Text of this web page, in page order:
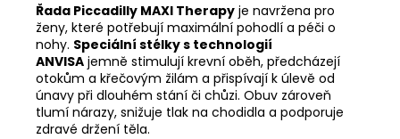
Řada Piccadilly MAXI Therapy je navržena pro
ženy, které potřebují maximální pohodlí a péči o
nohy. Speciální stélky s technologií
ANVISA jemně stimulují krevní oběh, předcházejí
otokům a křečovým žilám a přispívají k úlevě od
únavy při dlouhém stání či chůzi. Obuv zároveň
tlumí nárazy, snižuje tlak na chodidla a podporuje
zdravé držení těla.